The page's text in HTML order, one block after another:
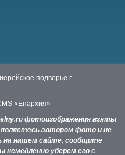
подворье г.
«Епархия»
фотоизображения взяты
автором фото и не
на нашем сайте, сообщите
немедленно уберем его с